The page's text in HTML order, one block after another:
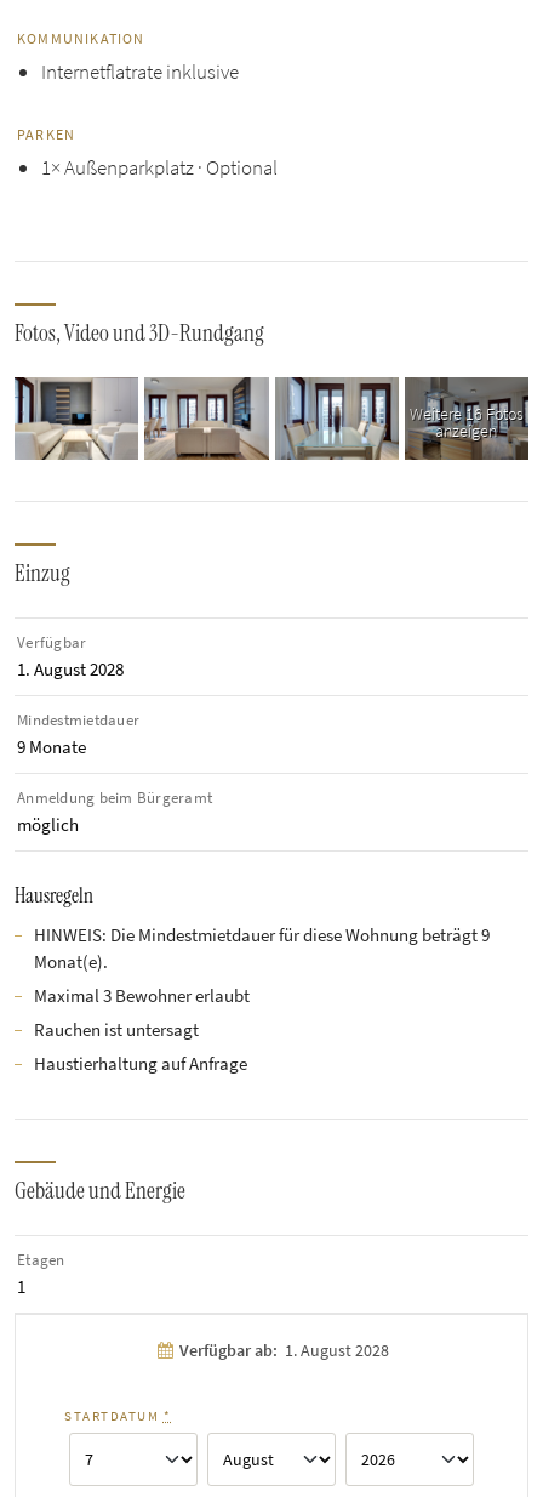
KOMMUNIKATION
Internetflatrate inklusive
PARKEN
1× Außenparkplatz · Optional
Fotos, Video und 3D-Rundgang
Weitere 16 Fotos
anzeigen
Einzug
Verfügbar
1. August 2028
Mindestmietdauer
9 Monate
Anmeldung beim Bürgeramt
möglich
Hausregeln
HINWEIS: Die Mindestmietdauer für diese Wohnung beträgt 9
Monat(e).
Maximal 3 Bewohner erlaubt
Rauchen ist untersagt
Haustierhaltung auf Anfrage
Gebäude und Energie
Etagen
1
Verfügbar ab: 1. August 2028
STARTDATUM *